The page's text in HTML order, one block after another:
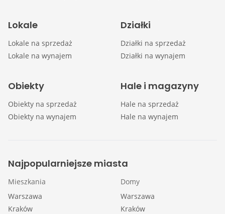
Lokale
Lokale na sprzedaż
Lokale na wynajem
Działki
Działki na sprzedaż
Działki na wynajem
Obiekty
Obiekty na sprzedaż
Obiekty na wynajem
Hale i magazyny
Hale na sprzedaż
Hale na wynajem
Najpopularniejsze miasta
Mieszkania
Warszawa
Kraków
Domy
Warszawa
Kraków